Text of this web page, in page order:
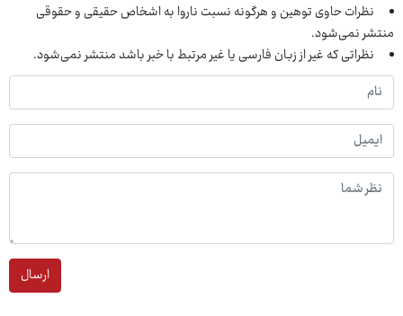
نظرات حاوی توهین و هرگونه نسبت ناروا به اشخاص حقیقی و حقوقی
منتشر نمی‌شود.
نظراتی که غیر از زبان فارسی یا غیر مرتبط با خبر باشد منتشر نمی‌شود.
ارسال